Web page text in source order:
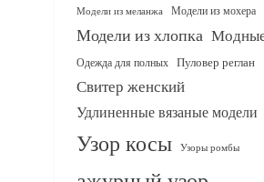
Модели из меланжа Модели из мохера
Модели из хлопка
Одежда для полных Пуловер реглан
Свитер женский
Удлиненные вязаные модели
Узор косы Узоры ромбы